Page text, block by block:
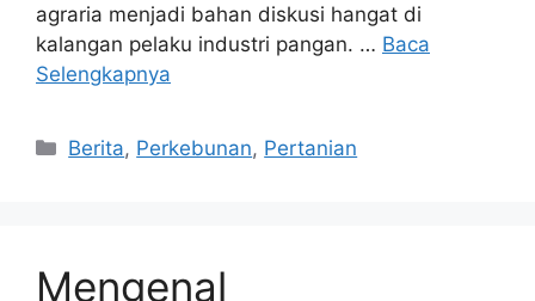
agraria menjadi bahan diskusi hangat di
kalangan pelaku industri pangan. … Baca
Selengkapnya
Kategori
Berita, Perkebunan, Pertanian
Mengenal